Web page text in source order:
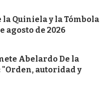
la Quiniela y la Tómbola
agosto de 2026
Abelardo De la
autoridad y